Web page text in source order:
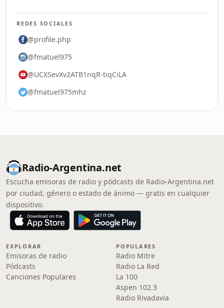
REDES SOCIALES
@profile.php
@fmatuel975
@UCXSevXv2ATB1nqR-tiqCiLA
@fmatuel975mhz
Radio-Argentina.net
Escucha emisoras de radio y pódcasts de Radio-Argentina.net
por ciudad, género o estado de ánimo — gratis en cualquier
dispositivo.
EXPLORAR
Emisoras de radio
Pódcasts
Canciones Populares
POPULARES
Radio Mitre
Radio La Red
La 100
Aspen 102.3
Radio Rivadavia